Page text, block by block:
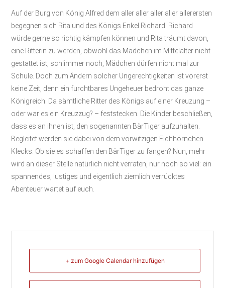
Auf der Burg von König Alfred dem aller aller aller aller allerersten
begegnen sich Rita und des Königs Enkel Richard. Richard
würde gerne so richtig kämpfen können und Rita träumt davon,
eine Ritterin zu werden, obwohl das Mädchen im Mittelalter nicht
gestattet ist, schlimmer noch, Mädchen dürfen nicht mal zur
Schule. Doch zum Ändern solcher Ungerechtigkeiten ist vorerst
keine Zeit, denn ein furchtbares Ungeheuer bedroht das ganze
Königreich. Da sämtliche Ritter des Königs auf einer Kreuzung –
oder war es ein Kreuzzug? – feststecken. Die Kinder beschließen,
dass es an ihnen ist, den sogenannten BärTiger aufzuhalten.
Begleitet werden sie dabei von dem vorwitzigen Eichhörnchen
Klecks. Ob sie es schaffen den BärTiger zu fangen? Nun, mehr
wird an dieser Stelle natürlich nicht verraten, nur noch so viel: ein
spannendes, lustiges und eigentlich ziemlich verrücktes
Abenteuer wartet auf euch.
+ zum Google Calendar hinzufügen